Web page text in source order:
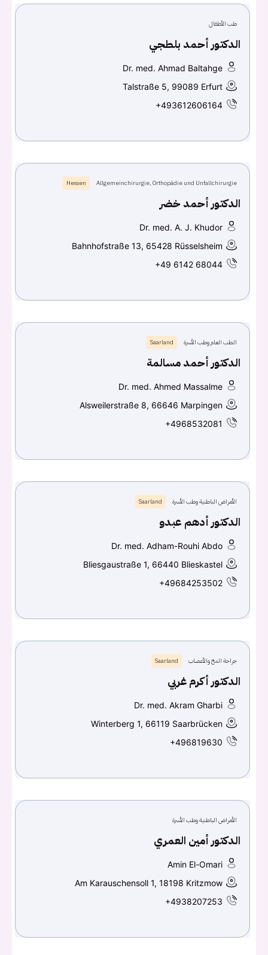
طب الأطفال
الدكتور أحمد بلطجي
Dr. med. Ahmad Baltahge
Talstraße 5, 99089 Erfurt
+493612606164
Allgemeinchirurgie, Orthopädie und Unfallchirurgie
Hessen
الدكتور أحمد خضر
Dr. med. A. J. Khudor
Bahnhofstraße 13, 65428 Rüsselsheim
+49 6142 68044
الطب العام وطب الأسرة Saarland
الدكتور أحمد مسالمة
Dr. med. Ahmed Massalme
Alsweilerstraße 8, 66646 Marpingen
+4968532081
الأمراض الباطنية وطب الأسرة Saarland
الدكتور أدهم عبدو
Dr. med. Adham-Rouhi Abdo
Bliesgaustraße 1, 66440 Blieskastel
+49684253502
جراحة المخ والأعصاب Saarland
الدكتور أكرم غربي
Dr. med. Akram Gharbi
Winterberg 1, 66119 Saarbrücken
+496819630
الأمراض الباطنية وطب الأسرة
الدكتور أمين العمري
Amin El-Omari
Am Karauschensoll 1, 18198 Kritzmow
+4938207253